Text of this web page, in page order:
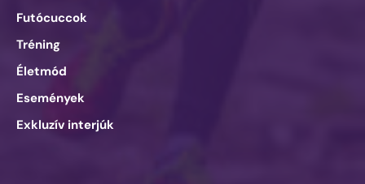
Futócuccok
Tréning
Életmód
Események
Exkluzív interjúk